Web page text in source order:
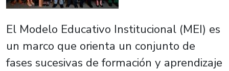
El Modelo Educativo Institucional (MEI) es
un marco que orienta un conjunto de
fases sucesivas de formación y aprendizaje